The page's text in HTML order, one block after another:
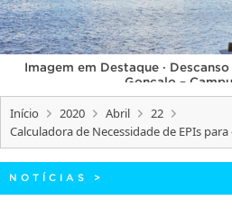
EDITAIS
INTERNACIONAL
OUVIDORIA
PORTARIAS
TELEFONES
Imagem em Destaque ·
Gonçalo –
Início 2020 Abril
22
Calculadora de Necessidade de EPIs
NOTÍCIAS >